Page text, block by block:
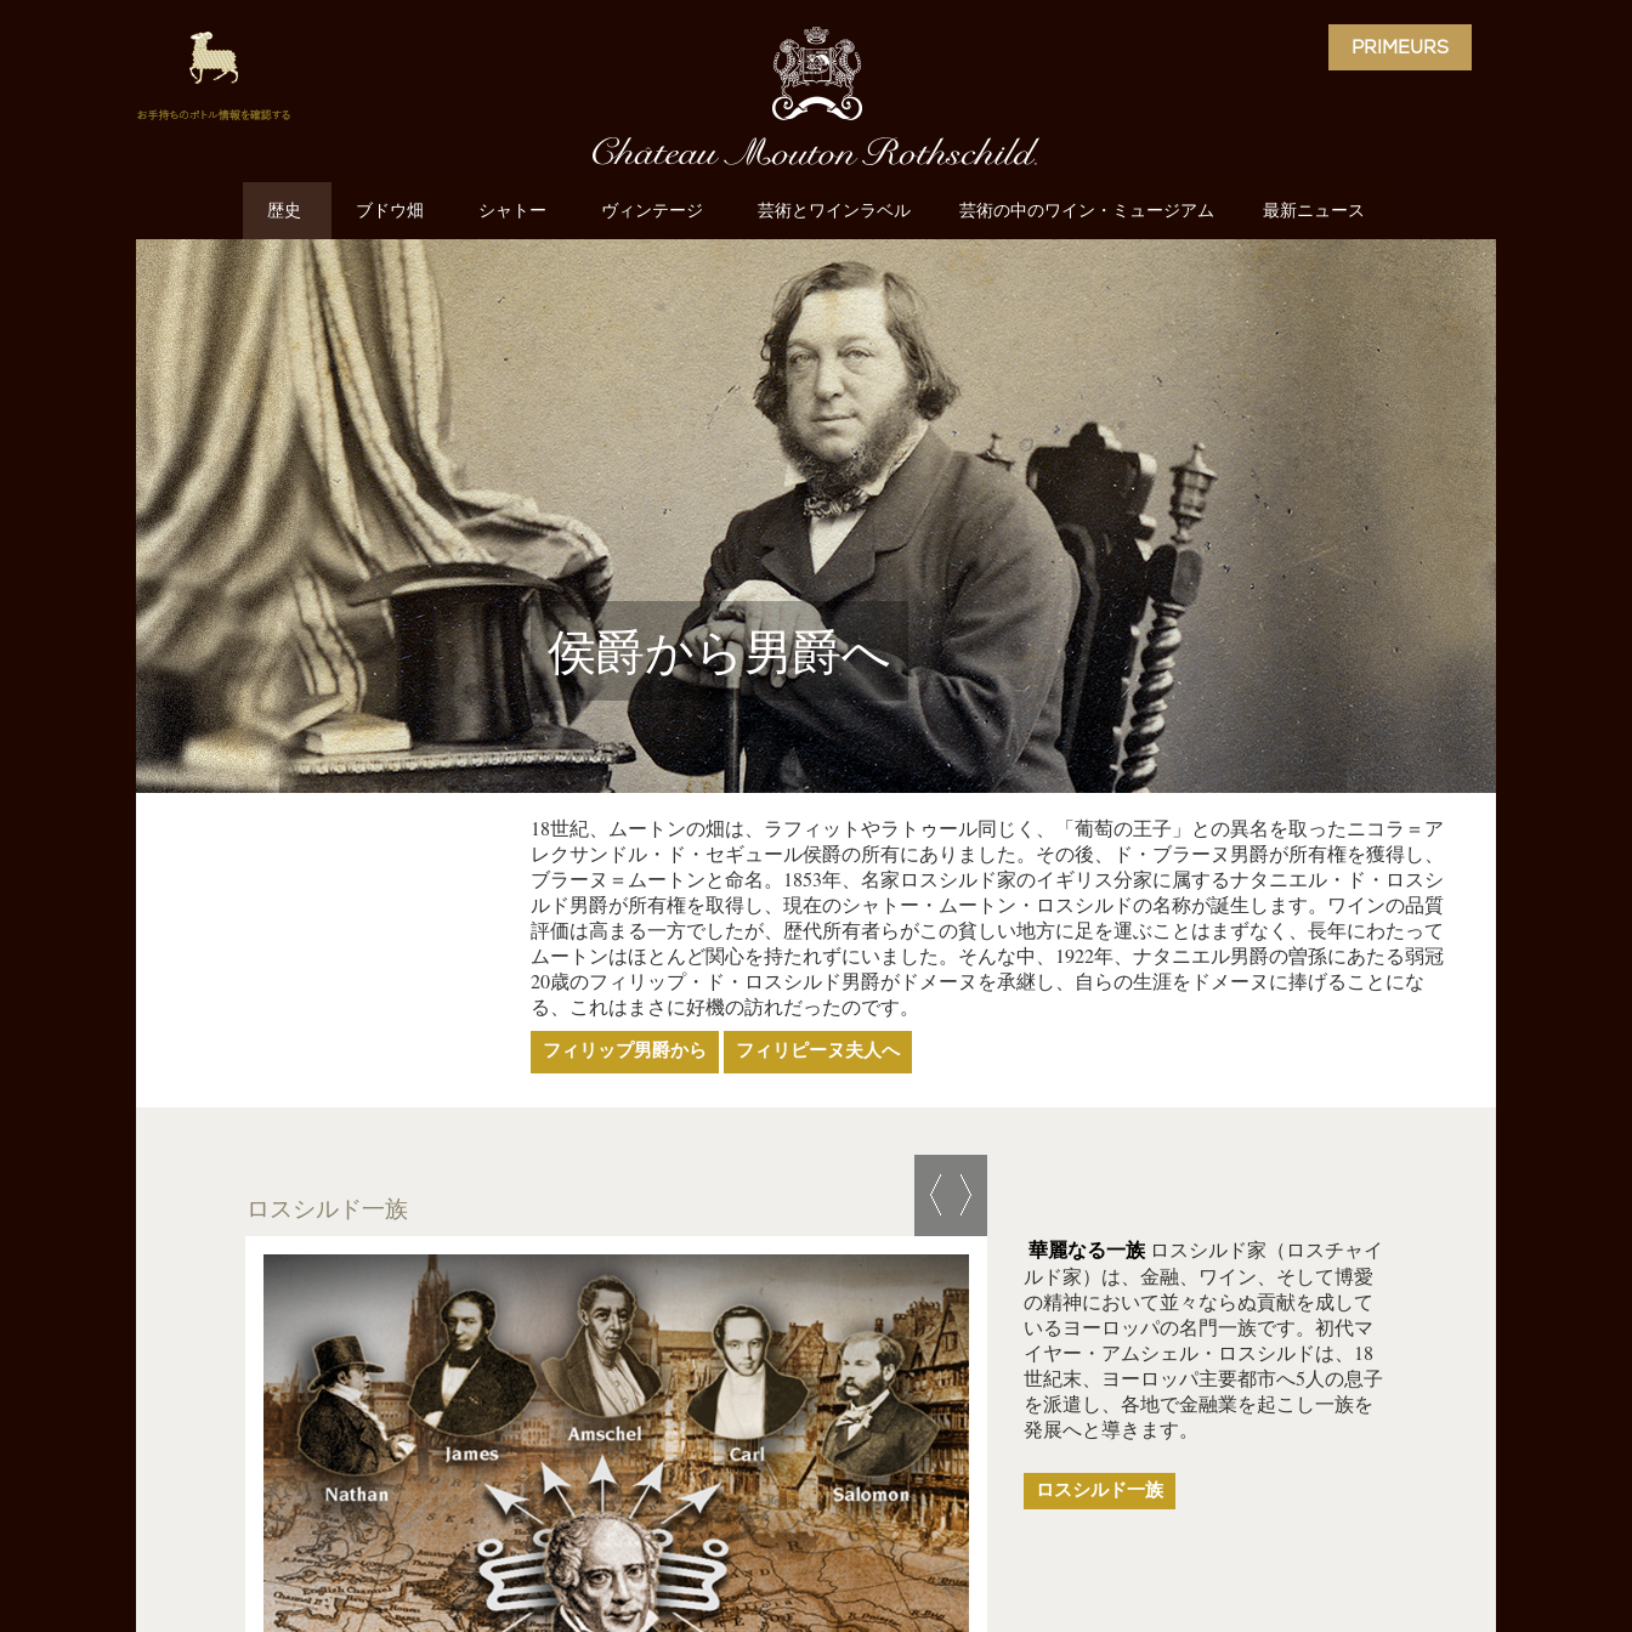
PRIMEURS
歴史 ブドウ畑 シャトー ヴィンテージ 芸術とワインラベル 芸術の中のワイン・ミュージアム 最新ニュース
侯爵から男爵へ
18世紀、ムートンの畑は、ラフィットやラトゥール同じく、「葡萄の王子」との異名を取ったニコラ＝ア
レクサンドル・ド・セギュール侯爵の所有にありました。その後、ド・ブラーヌ男爵が所有権を獲得し、
ブラーヌ＝ムートンと命名。1853年、名家ロスシルド家のイギリス分家に属するナタニエル・ド・ロスシ
ルド男爵が所有権を取得し、現在のシャトー・ムートン・ロスシルドの名称が誕生します。ワインの品質
評価は高まる一方でしたが、歴代所有者らがこの貧しい地方に足を運ぶことはまずなく、長年にわたって
ムートンはほとんど関心を持たれずにいました。そんな中、1922年、ナタニエル男爵の曽孫にあたる弱冠
20歳のフィリップ・ド・ロスシルド男爵がドメーヌを承継し、自らの生涯をドメーヌに捧げることにな
る、これはまさに好機の訪れだったのです。
フィリップ男爵から フィリピーヌ夫人へ
ロスシルド一族
華麗なる一族 ロスシルド家（ロスチャイ
ルド家）は、金融、ワイン、そして博愛
の精神において並々ならぬ貢献を成して
いるヨーロッパの名門一族です。初代マ
イヤー・アムシェル・ロスシルドは、18
世紀末、ヨーロッパ主要都市へ5人の息子
を派遣し、各地で金融業を起こし一族を
発展へと導きます。
ロスシルド一族